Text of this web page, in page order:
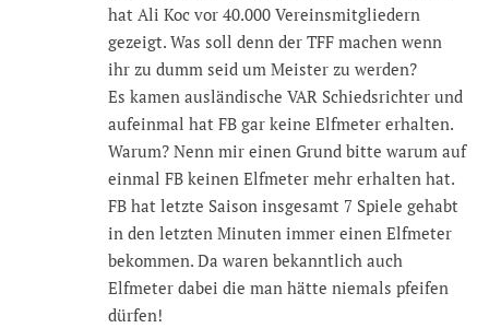
hat Ali Koc vor 40.000 Vereinsmitgliedern
gezeigt. Was soll denn der TFF machen wenn
ihr zu dumm seid um Meister zu werden?
Es kamen ausländische VAR Schiedsrichter und
aufeinmal hat FB gar keine Elfmeter erhalten.
Warum? Nenn mir einen Grund bitte warum auf
einmal FB keinen Elfmeter mehr erhalten hat.
FB hat letzte Saison insgesamt 7 Spiele gehabt
in den letzten Minuten immer einen Elfmeter
bekommen. Da waren bekanntlich auch
Elfmeter dabei die man hätte niemals pfeifen
dürfen!